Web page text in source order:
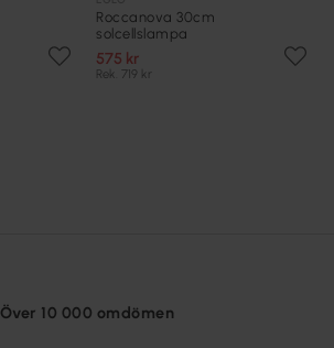
Roccanova 30cm
solcellslampa
575 kr
Rek. 719 kr
Över 10 000 omdömen